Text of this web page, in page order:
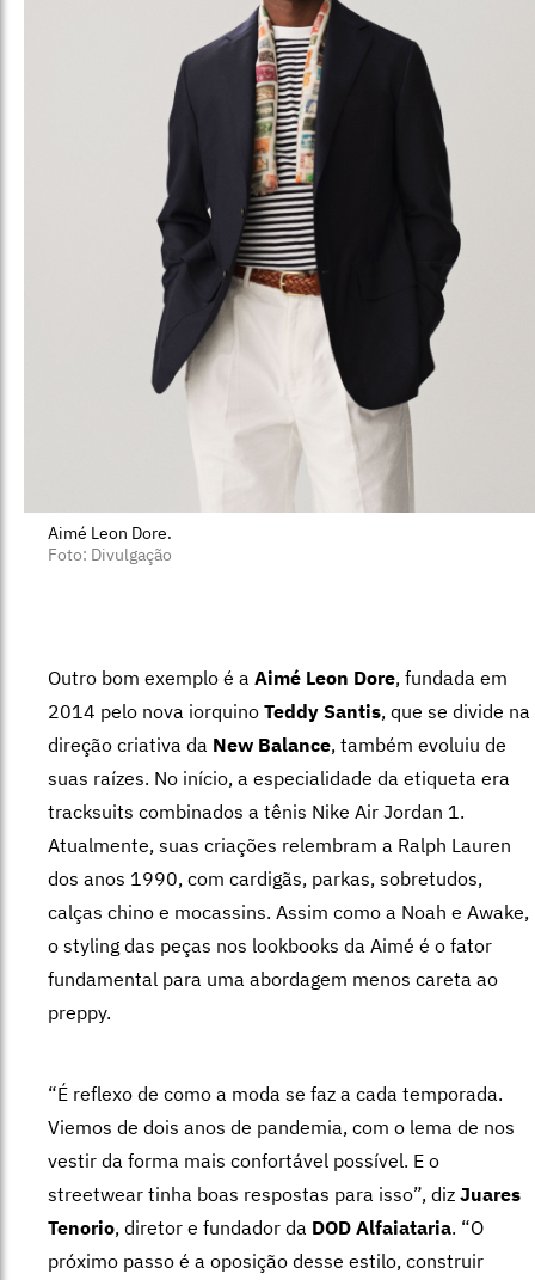
Aimé Leon Dore.
Foto: Divulgação
Outro bom exemplo é a Aimé Leon Dore, fundada em
2014 pelo nova iorquino Teddy Santis, que se divide na
direção criativa da New Balance, também evoluiu de
suas raízes. No início, a especialidade da etiqueta era
tracksuits combinados a tênis Nike Air Jordan 1.
Atualmente, suas criações relembram a Ralph Lauren
dos anos 1990, com cardigãs, parkas, sobretudos,
calças chino e mocassins. Assim como a Noah e Awake,
o styling das peças nos lookbooks da Aimé é o fator
fundamental para uma abordagem menos careta ao
preppy.
“É reflexo de como a moda se faz a cada temporada.
Viemos de dois anos de pandemia, com o lema de nos
vestir da forma mais confortável possível. E o
streetwear tinha boas respostas para isso”, diz Juares
Tenorio, diretor e fundador da DOD Alfaiataria. “O
próximo passo é a oposição desse estilo, construir